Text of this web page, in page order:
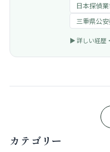
日本探偵
三重県公
▶︎ 詳しい経歴
カテゴリー